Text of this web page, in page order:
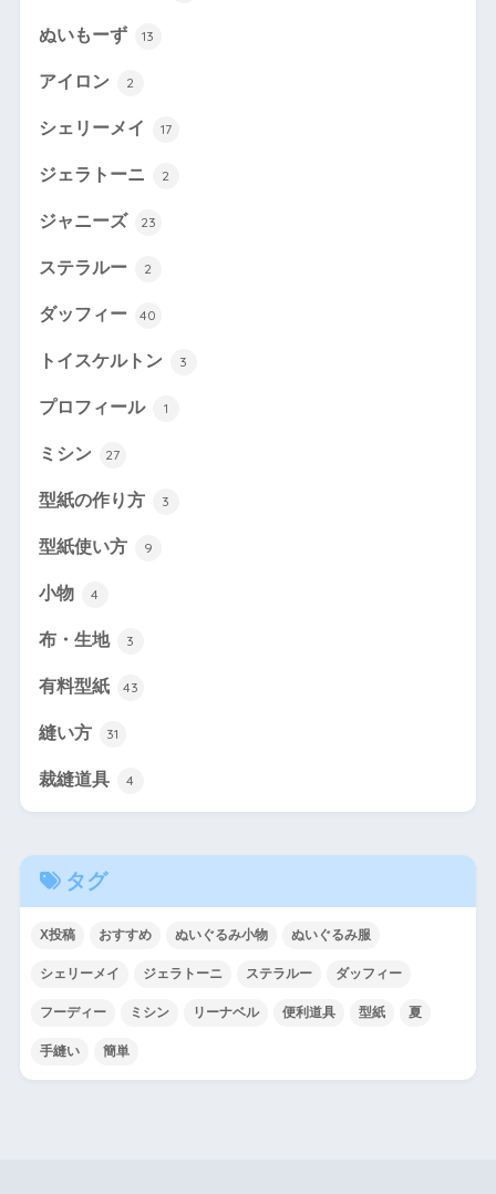
ぬいもーず 13
アイロン 2
シェリーメイ 17
ジェラトーニ 2
ジャニーズ 23
ステラルー 2
ダッフィー 40
トイスケルトン 3
プロフィール 1
ミシン 27
型紙の作り方 3
型紙使い方 9
小物 4
布・生地 3
有料型紙 43
縫い方 31
裁縫道具 4
タグ
X投稿 おすすめ ぬいぐるみ小物 ぬいぐるみ服
シェリーメイ ジェラトーニ ステラルー ダッフィー
フーディー ミシン リーナベル 便利道具 型紙 夏
手縫い 簡単